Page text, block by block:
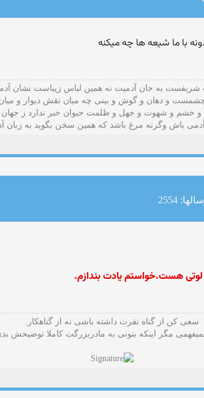
شریفست به جان آدمیت نه همین لباس زیباست نشان
چشمست و دهان و گوش و بينی چه میان نقش دیوار و
خشم و شهوت و جهل و ظلمت حیوان خبر ندارد ز جهان
باش وگرنه مرغ باشد که همین سخن بگوید به زبان
2554
هست.خواستم یادت بندازم.
سعی کن از گناه نفرت داشته باشی نه از گناهکار.
مگر اینکه بتونی به مادربزرگت کاملا توضیحش